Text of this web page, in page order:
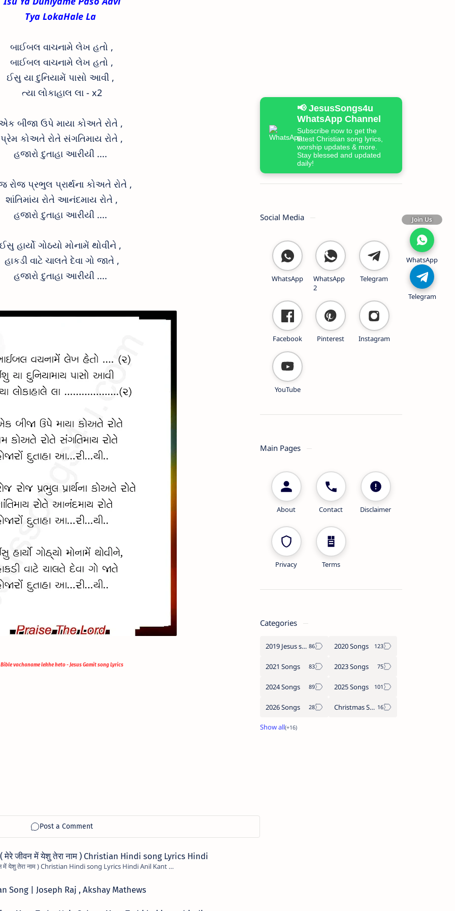
Tya LokaHale La
બાઈબલ વાચનામે લેખ હતો ,
બાઈબલ વાચનામે લેખ હતો ,
ઈસુ યા દુનિયામેં પાસો આવી ,
ત્યા લોકાહાલ લા - x2
બીજા ઉપે માયા કોઅતે રોતે ,
પ્રેમ કોઅતે રોતે સંગતિમાય રોતે ,
હજારો દુતાહા આરીયી ....
રોજ પ્રભુલ પ્રાર્થના કોઅતે રોતે ,
શાંતિમાંય રોતે આનંદમાય રોતે ,
હજારો દુતાહા આરીયી ....
ઈસુ હાર્યો ગોઠયો મોનામેં થોવીને ,
હાકડી વાટે ચાલતે દેવા ગો જાતે ,
હજારો દુતાહા આરીયી ....
Bible vachaname lekhe heto - Jesus Gamit song Lyrics
मेरे जीवन में येशु तेरा नाम ) Christian Hindi song Lyrics Hindi
Mere Jivan Me Yeshu Tera Naam ( मेरे जीवन में येशु तेरा नाम ) Christian Hindi song Lyrics Hindi Anil Kant …
Song | Joseph Raj , Akshay Mathews
Join Us
WhatsApp
Telegram
📢 JesusSongs4u
WhatsApp Channel
Subscribe now to get the
latest Christian song lyrics,
worship updates & more.
Stay blessed and updated
daily!
Social Media
WhatsApp
WhatsApp
2
Telegram
Facebook Pinterest Instagram
YouTube
Main Pages
About Contact Disclaimer
Privacy Terms
Categories
2019 Jesus songs 2020 Songs
2021 Songs 2023 Songs
2024 Songs 2025 Songs
2026 Songs Christmas Songs